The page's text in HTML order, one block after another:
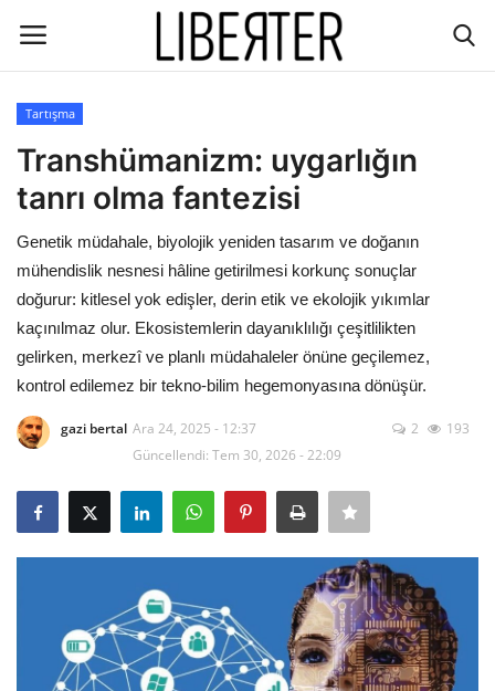
İletişim
Gündem
Dünya/hali
Ekoloji
Düşünce
Kültür/Sanat
Vegan
Tartışma
Transhümanizm: uygarlığın
tanrı olma fantezisi
Genetik müdahale, biyolojik yeniden tasarım ve doğanın
mühendislik nesnesi hâline getirilmesi korkunç sonuçlar
doğurur: kitlesel yok edişler, derin etik ve ekolojik yıkımlar
kaçınılmaz olur. Ekosistemlerin dayanıklılığı çeşitlilikten
gelirken, merkezî ve planlı müdahaleler önüne geçilemez,
kontrol edilemez bir tekno-bilim hegemonyasına dönüşür.
gazi bertal Ara 24, 2025 - 12:37
Güncellendi: Tem 30, 2026 - 22:09
2 193